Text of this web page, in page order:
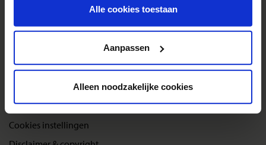
toekomst wijzigen.Alle cookies toestaan
Aanpassen
Alleen noodzakelijke cookies
Gegarandeerde reizen
Nieuwe reizen
Over Shoestring
Bel, mail of chat met ons
Privacybeleid
Cookies instellingen